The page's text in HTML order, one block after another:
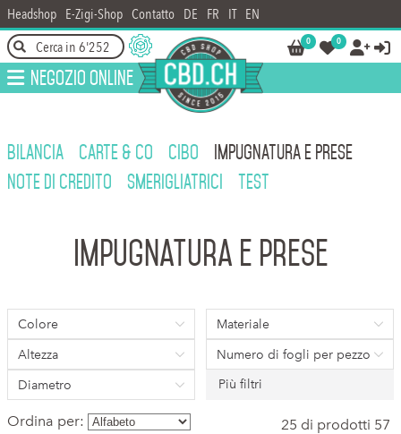
Headshop E-Zigi-Shop Contatto DE FR IT EN
0 0  
Negozio online
BILANCIA CARTE & CO CIBO
IMPUGNATURA E PRESE
NOTE DI CREDITO
SMERIGLIATRICI TEST
Impugnatura e prese
Colore
Materiale
Altezza
Numero di fogli per pezzo
Diametro
Più filtri
Ordina per: 25 di prodotti 57